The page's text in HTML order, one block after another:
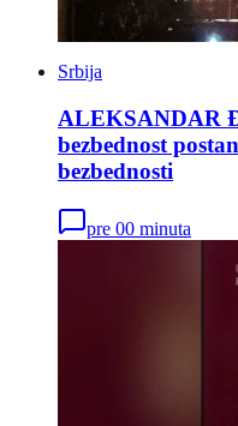
Srbija
ALEKSANDAR
bezbednost
bezbednosti
pre 00 minuta